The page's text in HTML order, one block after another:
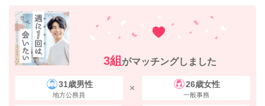
3組がマッチングしました
31歳男性
地方公務員
26歳女性
一般事務